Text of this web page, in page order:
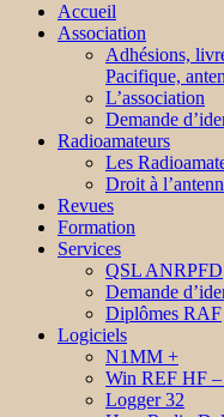
Accueil
Association
Adhésions,
Pacifique,
L’association
Demande
Radioamateurs
Les
Droit à
Revues
Formation
Services
QSL ANRPFD
Demande
Diplômes RAF
Logiciels
N1MM +
Win REF HF
Logger 32